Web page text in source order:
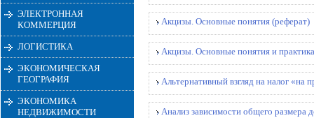
ЭЛЕКТРОННАЯ
КОММЕРЦИЯ
ЛОГИСТИКА
ЭКОНОМИЧЕСКАЯ
ГЕОГРАФИЯ
ЭКОНОМИКА
НЕДВИЖИМОСТИ
Акцизы. Основные понятия (реферат)
Акцизы. Основные понятия и
Альтернативный взгляд на налог «на
Анализ зависимости общего размера